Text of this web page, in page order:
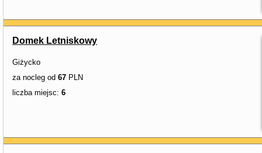
Domek Letniskowy
Giżycko
za nocleg od 67 PLN
liczba miejsc: 6